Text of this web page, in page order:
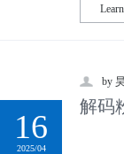
16
2025/04
by
解码